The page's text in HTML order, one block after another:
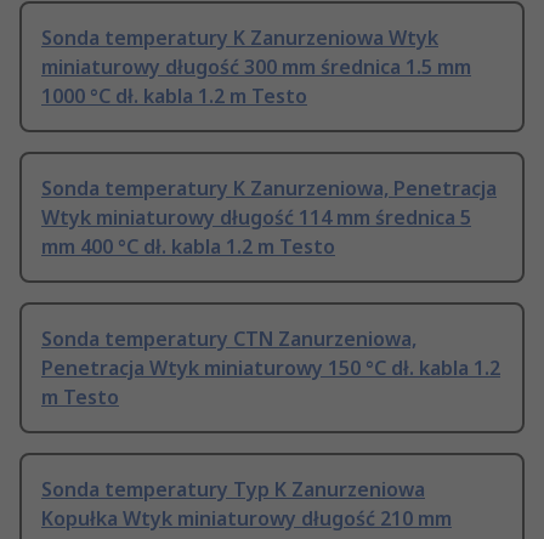
Sonda temperatury K Zanurzeniowa Wtyk
miniaturowy długość 300 mm średnica 1.5 mm
1000 °C dł. kabla 1.2 m Testo
Sonda temperatury K Zanurzeniowa, Penetracja
Wtyk miniaturowy długość 114 mm średnica 5
mm 400 °C dł. kabla 1.2 m Testo
Sonda temperatury CTN Zanurzeniowa,
Penetracja Wtyk miniaturowy 150 °C dł. kabla 1.2
m Testo
Sonda temperatury Typ K Zanurzeniowa
Kopułka Wtyk miniaturowy długość 210 mm